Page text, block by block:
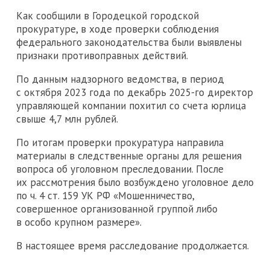
Как сообщили в Городецкой городской
прокуратуре, в ходе проверки соблюдения
федерального законодательства были выявлены
признаки противоправных действий.
По данным надзорного ведомства, в период
с октября 2023 года по декабрь 2025-го директор
управляющей компании похитил со счета юрлица
свыше 4,7 млн рублей.
По итогам проверки прокуратура направила
материалы в следственные органы для решения
вопроса об уголовном преследовании. После
их рассмотрения было возбуждено уголовное дело
по ч. 4 ст. 159 УК РФ «Мошенничество,
совершенное организованной группой либо
в особо крупном размере».
В настоящее время расследование продолжается.